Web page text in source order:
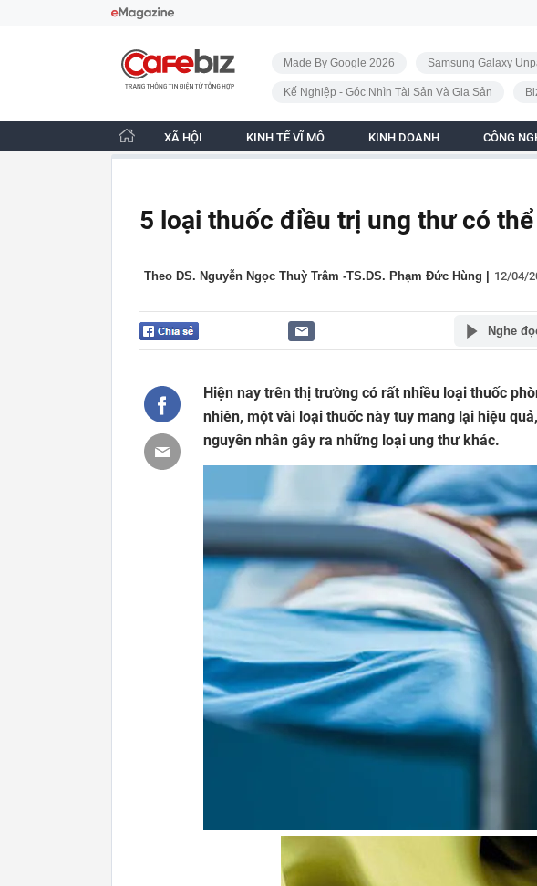
CafeBiz - Trang chủ
Made By Google 2026 Samsung Galaxy
Kế Nghiệp - Góc Nhìn Tài Sản Và Gia Sản
XÃ HỘI KINH TẾ VĨ MÔ KINH DOANH CÔNG
5 loại thuốc điều trị ung thư có
Theo DS. Nguyễn Ngọc Thuỳ Trâm -TS.DS. Phạm Đức Hùng 12/04/
Nghe
Hiện nay trên thị trường có rất nhiều loại thuốc
nhiên, một vài loại thuốc này tuy mang lại hiệu
nguyên nhân gây ra những loại ung thư khác.